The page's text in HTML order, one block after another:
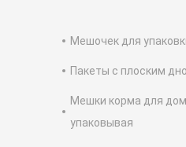
Мешочек для
Пакеты с плоским
Мешки корма для
упаковывая